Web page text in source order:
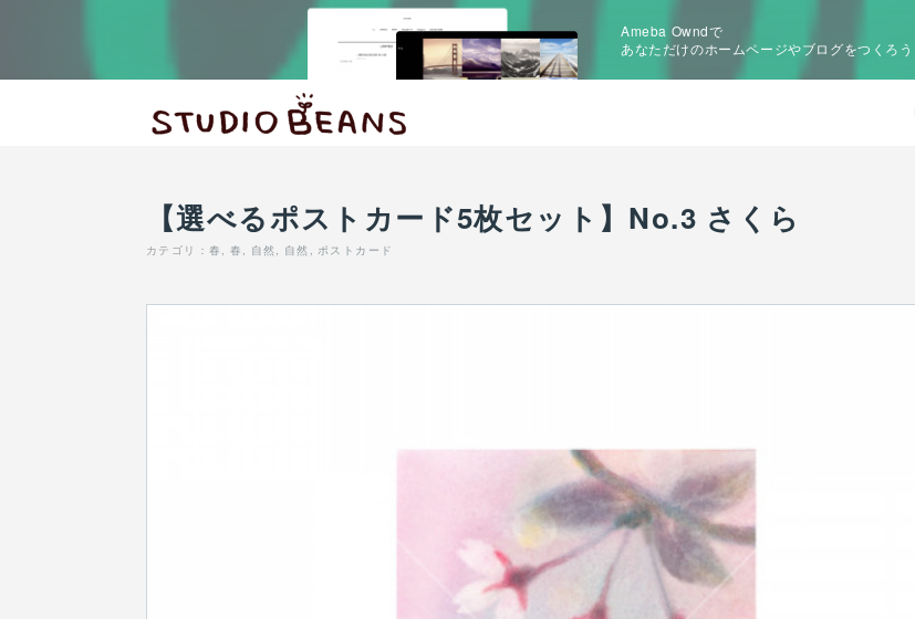
Ameba Owndで
あなただけのホームページやブログをつくろう
【選べるポストカード5枚セット】No.3 さくら
カテゴリ ：春 春 自然 自然 ポストカード